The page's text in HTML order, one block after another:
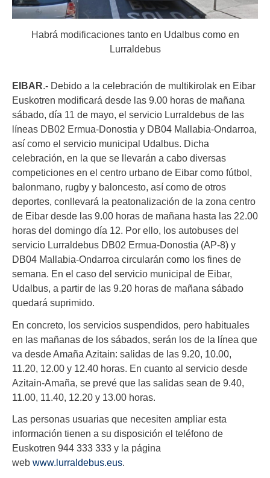
Habrá modificaciones tanto en Udalbus como en
Lurraldebus
EIBAR.- Debido a la celebración de multikirolak en Eibar
Euskotren modificará desde las 9.00 horas de mañana
sábado, día 11 de mayo, el servicio Lurraldebus de las
líneas DB02 Ermua-Donostia y DB04 Mallabia-Ondarroa,
así como el servicio municipal Udalbus. Dicha
celebración, en la que se llevarán a cabo diversas
competiciones en el centro urbano de Eibar como fútbol,
balonmano, rugby y baloncesto, así como de otros
deportes, conllevará la peatonalización de la zona centro
de Eibar desde las 9.00 horas de mañana hasta las 22.00
horas del domingo día 12. Por ello, los autobuses del
servicio Lurraldebus DB02 Ermua-Donostia (AP-8) y
DB04 Mallabia-Ondarroa circularán como los fines de
semana. En el caso del servicio municipal de Eibar,
Udalbus, a partir de las 9.20 horas de mañana sábado
quedará suprimido.
En concreto, los servicios suspendidos, pero habituales
en las mañanas de los sábados, serán los de la línea que
va desde Amaña Azitain: salidas de las 9.20, 10.00,
11.20, 12.00 y 12.40 horas. En cuanto al servicio desde
Azitain-Amaña, se prevé que las salidas sean de 9.40,
11.00, 11.40, 12.20 y 13.00 horas.
Las personas usuarias que necesiten ampliar esta
información tienen a su disposición el teléfono de
Euskotren 944 333 333 y la página
web www.lurraldebus.eus.